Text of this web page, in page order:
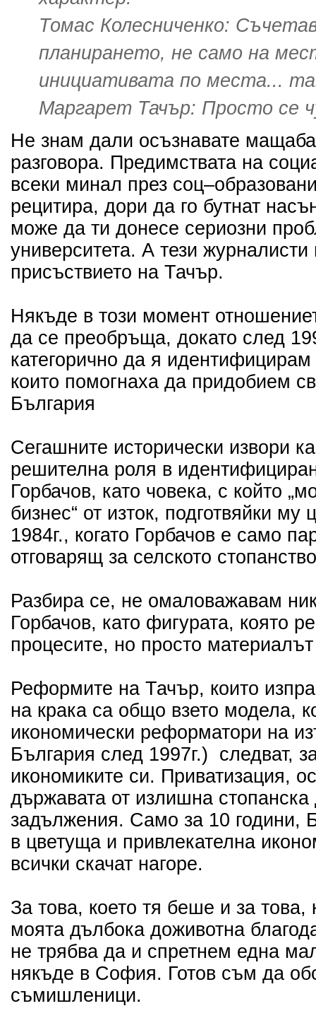
Томас Колесниченко:
планирането, не само на
инициативата по места...
Маргарет Тачър: Просто се
Не знам дали осъзнавате
разговора. Предимствата на
всеки минал през
рецитира, дори да го бутнат
може да ти донесе сериозни
университета. А тези
присъствието на Тачър.
Някъде в този момент
да се преобръща, докато след
категорично да я идентифицирам
които помогнаха да придобием
България
Сегашните исторически извори
решителна роля в
Горбачов, като човека, с който
бизнес“ от изток, подготвяйки
1984г., когато Горбачов е само
отговарящ за селското
Разбира се, не омаловажавам
Горбачов, като фигурата, която
процесите, но просто
Реформите на Тачър, които
на крака са общо взето модела,
икономически реформатори на
България след 1997г.) следват,
икономиките си. Приватизация,
държавата от излишна
задължения. Само за 10 години,
в цветуща и привлекателна
всички скачат нагоре.
За това, което тя беше и за това,
моята дълбока доживотна
не трябва да и спретнем една
някъде в София. Готов съм да
съмишленици.